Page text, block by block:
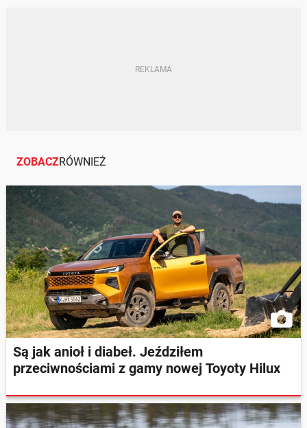
ZOBACZRÓWNIEŻ
Są jak anioł i diabeł. Jeździłem
przeciwnościami z gamy nowej Toyoty Hilux